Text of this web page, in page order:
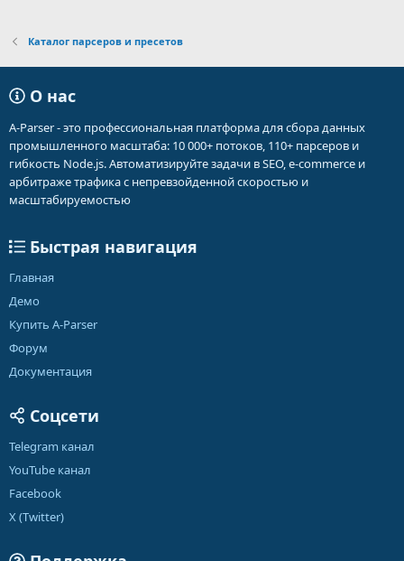
Каталог парсеров и пресетов
О нас
A-Parser - это профессиональная платформа для сбора данных
промышленного масштаба: 10 000+ потоков, 110+ парсеров и
гибкость Node.js. Автоматизируйте задачи в SEO, e-commerce и
арбитраже трафика с непревзойденной скоростью и
масштабируемостью
Быстрая навигация
Главная
Демо
Купить A-Parser
Форум
Документация
Соцсети
Telegram канал
YouTube канал
Facebook
X (Twitter)